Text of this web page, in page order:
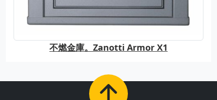
不燃金庫。Zanotti Armor X1